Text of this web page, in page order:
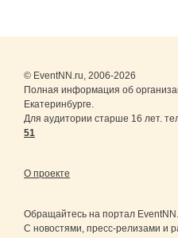
© EventNN.ru, 2006-2026
Полная информация об
Екатеринбурге.
Для аудитории старше 16 лет.
51
О проекте
Обращайтесь на портал
С новостями, пресс-релизами и